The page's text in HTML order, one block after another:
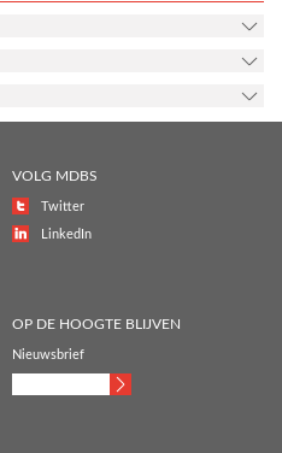
VOLG MDBS
Twitter
LinkedIn
OP DE HOOGTE BLIJVEN
Nieuwsbrief